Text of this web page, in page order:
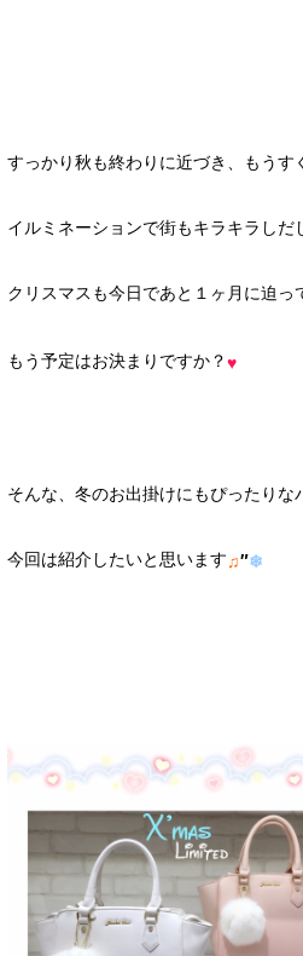
すっかり秋も終わりに近づき、もうす
イルミネーションで街もキラキラしだ
クリスマスも今日であと１ヶ月に迫っ
もう予定はお決まりですか？♥
そんな、冬のお出掛けにもぴったりな
今回は紹介したいと思います♫″❄